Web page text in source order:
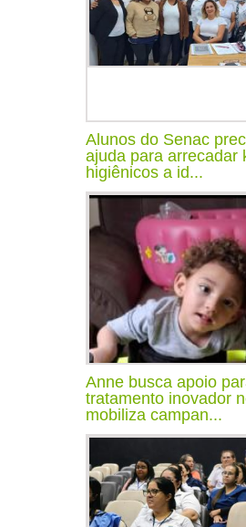
Alunos do Senac
ajuda para arrecadar
higiênicos a id...
Anne busca apoio
tratamento inovador
mobiliza campan...